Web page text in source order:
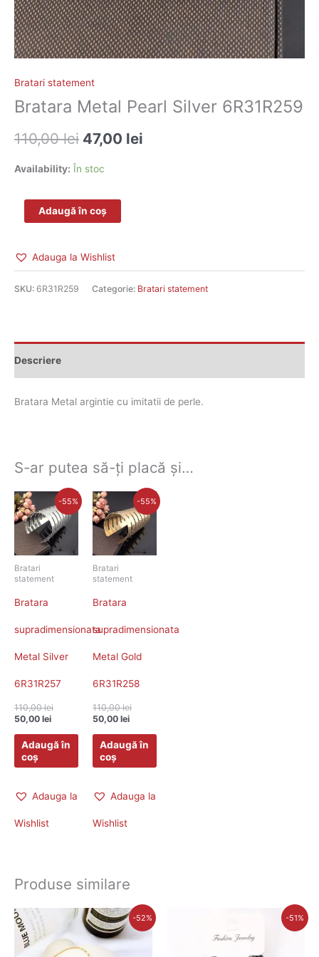
Bratari statement
Bratara Metal Pearl Silver 6R31R259
110,00lei 47,00 lei
Availability: În stoc
Adaugă în coș
Adauga la Wishlist
SKU: 6R31R259 Categorie: Bratari statement
Descriere
Bratara Metal argintie cu imitatii de perle.
S-ar putea să-ți placă și…
-55%
Bratari
statement
Bratara
supradimensionata
Metal Silver
6R31R257
110,00lei
Prețul
inițial
a
fost:
110,00 lei.
50,00 lei
Prețul
curent
este:
50,00 lei.
Adaugă în
coș
Adauga la
Wishlist
-55%
Bratari
statement
Bratara
supradimensionata
Metal Gold
6R31R258
110,00lei
Prețul
inițial
a
fost:
110,00 lei.
50,00 lei
Prețul
curent
este:
50,00 lei.
Adaugă în
coș
Adauga la
Wishlist
Produse similare
-52%
Prețul
fost:
Prețul
curent
este:
-51%
este: